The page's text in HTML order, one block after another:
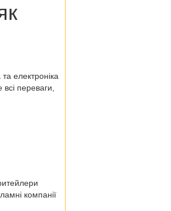
електроніка
переваги,
компанії